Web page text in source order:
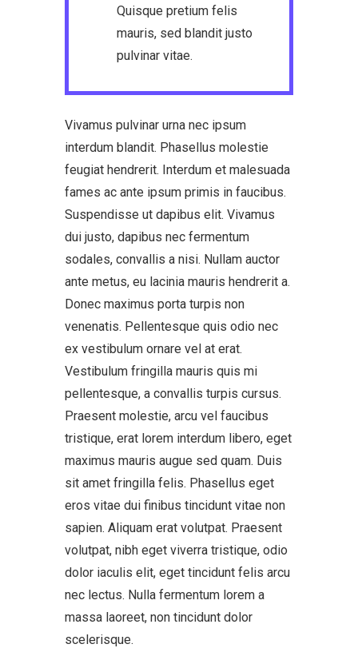
Quisque pretium felis
mauris, sed blandit justo
pulvinar vitae.
Vivamus pulvinar urna nec ipsum
interdum blandit. Phasellus molestie
feugiat hendrerit. Interdum et malesuada
fames ac ante ipsum primis in faucibus.
Suspendisse ut dapibus elit. Vivamus
dui justo, dapibus nec fermentum
sodales, convallis a nisi. Nullam auctor
ante metus, eu lacinia mauris hendrerit a.
Donec maximus porta turpis non
venenatis. Pellentesque quis odio nec
ex vestibulum ornare vel at erat.
Vestibulum fringilla mauris quis mi
pellentesque, a convallis turpis cursus.
Praesent molestie, arcu vel faucibus
tristique, erat lorem interdum libero, eget
maximus mauris augue sed quam. Duis
sit amet fringilla felis. Phasellus eget
eros vitae dui finibus tincidunt vitae non
sapien. Aliquam erat volutpat. Praesent
volutpat, nibh eget viverra tristique, odio
dolor iaculis elit, eget tincidunt felis arcu
nec lectus. Nulla fermentum lorem a
massa laoreet, non tincidunt dolor
scelerisque.